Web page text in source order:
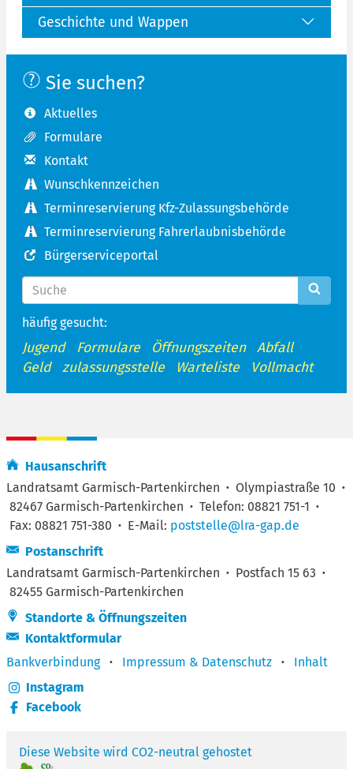
Geschichte und Wappen
Sie suchen?
Aktuelles
Formulare
Kontakt
Wunschkennzeichen
Terminreservierung Kfz-Zulassungsbehörde
Terminreservierung Fahrerlaubnisbehörde
Bürgerserviceportal
häufig gesucht:
Jugend Formulare Öffnungszeiten
Abfall
Geld
zulassungsstelle Warteliste Vollmacht
Hausanschrift
Landratsamt Garmisch-Partenkirchen · Olympiastraße 10 ·
82467 Garmisch-Partenkirchen · Telefon: 08821 751-1 ·
Fax: 08821 751-380 · E-Mail: poststelle@lra-gap.de
Postanschrift
Landratsamt Garmisch-Partenkirchen · Postfach 15 63 ·
82455 Garmisch-Partenkirchen
Standorte & Öffnungszeiten
Kontaktformular
Bankverbindung
· Impressum & Datenschutz ·
Inhalt
Instagram
Facebook
Diese Website wird CO2-neutral gehostet